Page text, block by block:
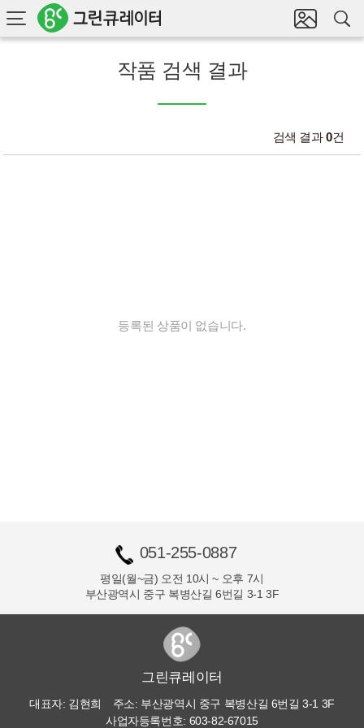
전
체
마
이
갤
체
색
작품 검색 결과
검색 결과0건
등록된 상품이 없습니다.
051-255-0887
평일(월~금) 오전 10시 ~ 오후 7시
부산광역시 중구 복병산길 6번길 3-1 3F
그린큐레이터
대표자: 김현희 주소: 부산광역시 중구 복병산길 6번길 3-1 3F
사업자등록번호: 603-82-67015